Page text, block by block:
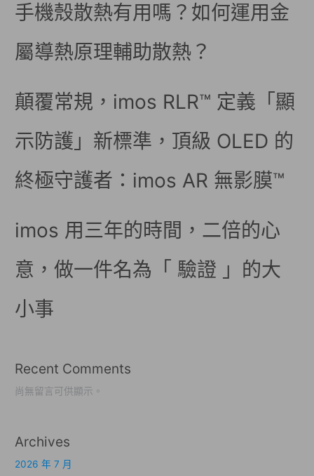
手機殼散熱有用嗎？如何運用金
屬導熱原理輔助散熱？
顛覆常規，imos RLR™ 定義「顯
示防護」新標準，頂級 OLED 的
終極守護者：imos AR 無影膜™
imos 用三年的時間，二倍的心
意，做一件名為「 驗證 」的大
小事
Recent Comments
尚無留言可供顯示。
Archives
2026 年 7 月